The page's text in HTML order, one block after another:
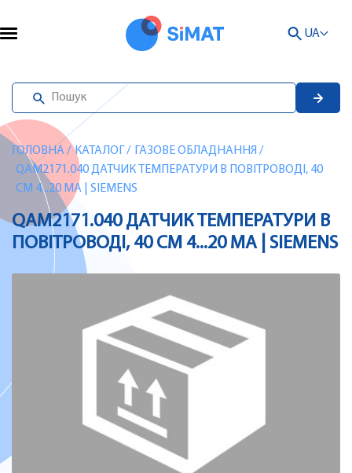
UA
ГОЛОВНА/ КАТАЛОГ / ГАЗОВЕ ОБЛАДНАННЯ /
QAM2171.040 ДАТЧИК ТЕМПЕРАТУРИ В ПОВІТРОВОДІ, 40
СМ 4...20 МA | SIEMENS
QAM2171.040 ДАТЧИК ТЕМПЕРАТУРИ В
ПОВІТРОВОДІ, 40 СМ 4...20 МA | SIEMENS